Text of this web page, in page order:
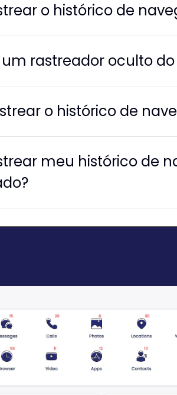
o histórico de
um rastreador oculto
o histórico de
meu histórico de